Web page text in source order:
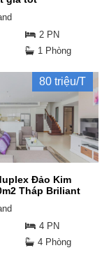
2 PN
1 Phòng
80 triệu/T
Đảo Kim
Tháp Briliant
4 PN
4 Phòng